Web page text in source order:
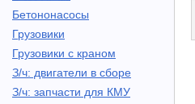
Бетононасосы
Грузовики
Грузовики с краном
З/ч: двигатели в сборе
З/ч: запчасти для КМУ